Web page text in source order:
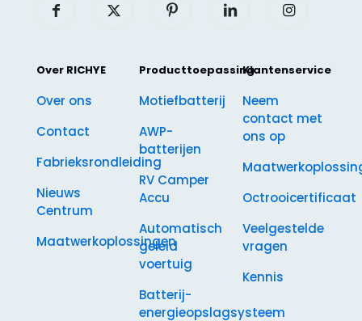
Over RICHYE
Over ons
Contact
Fabrieksrondleiding
Nieuws
Centrum
Maatwerkoplossingen
Producttoepassing
Motiefbatterij
AWP-
batterijen
RV Camper
Accu
Automatisch
geleid
voertuig
Batterij-
energieopslagsysteem
Klantenservice
Neem
contact met
ons op
Octrooicertificaat
Veelgestelde
vragen
Kennis